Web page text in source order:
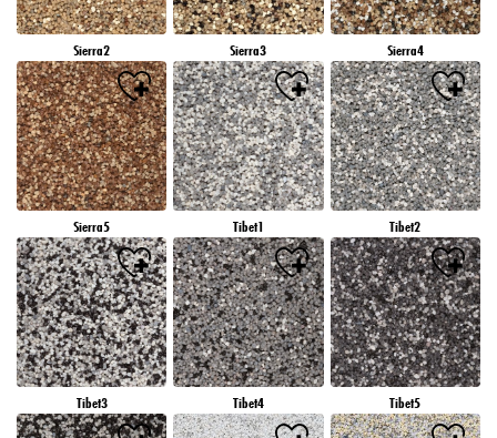
Sierra2 Sierra3 Sierra4
Sierra5 Tibet1 Tibet2
Tibet3 Tibet4 Tibet5